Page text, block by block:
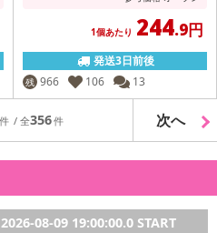
1個あたり 244.9円
発送3日前後
残 966 106 13
356 次へ
2026-08-09 19:00:00.0 START